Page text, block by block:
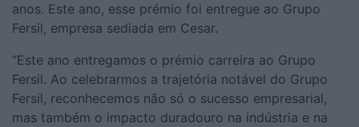
anos. Este ano, esse prémio foi entregue ao Grupo
Fersil, empresa sediada em Cesar.
“Este ano entregamos o prémio carreira ao Grupo
Fersil. Ao celebrarmos a trajetória notável do Grupo
Fersil, reconhecemos não só o sucesso empresarial,
mas também o impacto duradouro na indústria e na